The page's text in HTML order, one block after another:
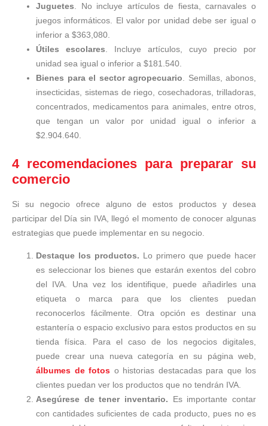
Juguetes . No incluye artículos de fiesta, carnavales o
juegos informáticos. El valor por unidad debe ser igual o
inferior a $363,080.
Útiles escolares . Incluye artículos, cuyo precio por
unidad sea igual o inferior a $181.540.
Bienes para el sector agropecuario . Semillas, abonos,
insecticidas, sistemas de riego, cosechadoras, trilladoras,
concentrados, medicamentos para animales, entre otros,
que tengan un valor por unidad igual o inferior a
$2.904.640.
4 recomendaciones para preparar su
comercio
Si su negocio ofrece alguno de estos productos y desea
participar del Día sin IVA, llegó el momento de conocer algunas
estrategias que puede implementar en su negocio.
Destaque los productos. Lo primero que puede hacer
es seleccionar los bienes que estarán exentos del cobro
del IVA. Una vez los identifique, puede añadirles una
etiqueta o marca para que los clientes puedan
reconocerlos fácilmente. Otra opción es destinar una
estantería o espacio exclusivo para estos productos en su
tienda física. Para el caso de los negocios digitales,
puede crear una nueva categoría en su página web,
álbumes de fotos o historias destacadas para que los
clientes puedan ver los productos que no tendrán IVA.
Asegúrese de tener inventario. Es importante contar
con cantidades suficientes de cada producto, pues no es